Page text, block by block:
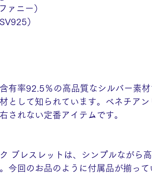
ァニー）
）
有率92.5％の高品質なシルバー素
として知られています。ベネチア
されない定番アイテムです。
ブレスレットは、シンプルながら
今回のお品のように付属品が揃って